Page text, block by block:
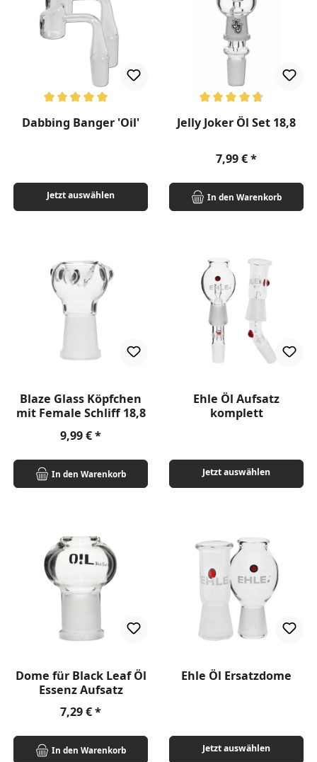
Dabbing Banger 'Oil'
Jetzt auswählen
Jelly Joker Öl Set 18,8
Regulärer Preis:
7,99 €
In den Warenkorb
Blaze Glass Köpfchen
mit Female Schliff 18,8
Regulärer Preis:
9,99 €
In den Warenkorb
Ehle Öl Aufsatz
komplett
Jetzt auswählen
Dome für Black Leaf Öl
Essenz Aufsatz
Regulärer Preis:
7,29 €
In den Warenkorb
Ehle Öl Ersatzdome
Jetzt auswählen